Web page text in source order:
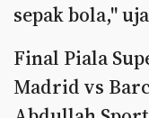
sepak bola,"
Final Piala
Madrid vs